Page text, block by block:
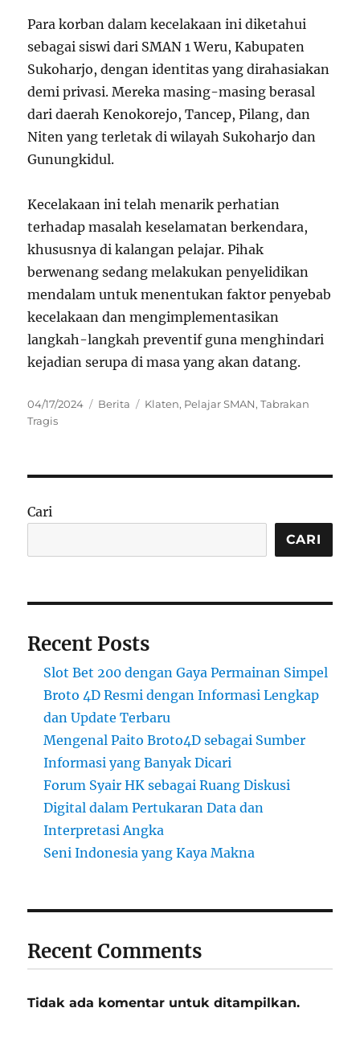
Para korban dalam kecelakaan ini diketahui
sebagai siswi dari SMAN 1 Weru, Kabupaten
Sukoharjo, dengan identitas yang dirahasiakan
demi privasi. Mereka masing-masing berasal
dari daerah Kenokorejo, Tancep, Pilang, dan
Niten yang terletak di wilayah Sukoharjo dan
Gunungkidul.
Kecelakaan ini telah menarik perhatian
terhadap masalah keselamatan berkendara,
khususnya di kalangan pelajar. Pihak
berwenang sedang melakukan penyelidikan
mendalam untuk menentukan faktor penyebab
kecelakaan dan mengimplementasikan
langkah-langkah preventif guna menghindari
kejadian serupa di masa yang akan datang.
Posted
on
04/17/2024 Categories
Berita Tags
Klaten, Pelajar SMAN,Tabrakan
Tragis
Cari
CARI
Recent Posts
Slot Bet 200 dengan Gaya Permainan Simpel
Broto 4D Resmi dengan Informasi Lengkap
dan Update Terbaru
Mengenal Paito Broto4D sebagai Sumber
Informasi yang Banyak Dicari
Forum Syair HK sebagai Ruang Diskusi
Digital dalam Pertukaran Data dan
Interpretasi Angka
Seni Indonesia yang Kaya Makna
Recent Comments
Tidak ada komentar untuk ditampilkan.